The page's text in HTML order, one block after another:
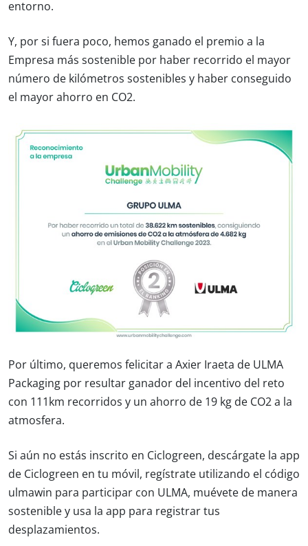
entorno.
Y, por si fuera poco, hemos ganado el premio a la
Empresa más sostenible por haber recorrido el mayor
número de kilómetros sostenibles y haber conseguido
el mayor ahorro en CO2.
Por último, queremos felicitar a Axier Iraeta de ULMA
Packaging por resultar ganador del incentivo del reto
con 111km recorridos y un ahorro de 19 kg de CO2 a la
atmosfera.
Si aún no estás inscrito en Ciclogreen, descárgate la app
de Ciclogreen en tu móvil, regístrate utilizando el código
ulmawin para participar con ULMA, muévete de manera
sostenible y usa la app para registrar tus
desplazamientos.